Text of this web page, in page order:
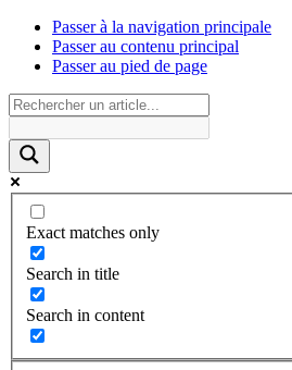
Passer à la navigation principale
Passer au contenu principal
Passer au pied de page
Exact matches only
Search in title
Search in content